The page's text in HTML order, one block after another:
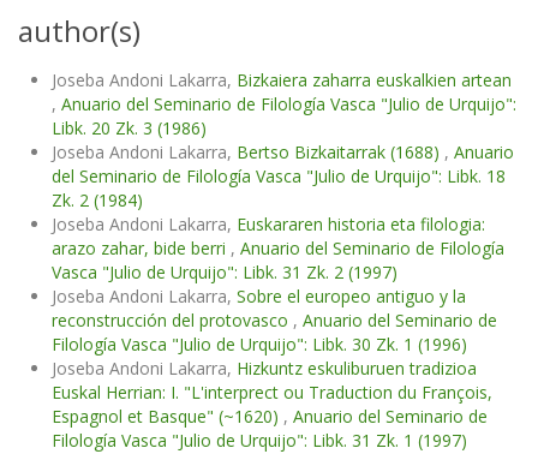
author(s)
Joseba Andoni Lakarra, Bizkaiera zaharra euskalkien artean
, Anuario del Seminario de Filología Vasca "Julio de Urquijo":
Libk. 20 Zk. 3 (1986)
Joseba Andoni Lakarra, Bertso Bizkaitarrak (1688) , Anuario
del Seminario de Filología Vasca "Julio de Urquijo": Libk. 18
Zk. 2 (1984)
Joseba Andoni Lakarra, Euskararen historia eta filologia:
arazo zahar, bide berri , Anuario del Seminario de Filología
Vasca "Julio de Urquijo": Libk. 31 Zk. 2 (1997)
Joseba Andoni Lakarra, Sobre el europeo antiguo y la
reconstrucción del protovasco , Anuario del Seminario de
Filología Vasca "Julio de Urquijo": Libk. 30 Zk. 1 (1996)
Joseba Andoni Lakarra, Hizkuntz eskuliburuen tradizioa
Euskal Herrian: I. "L'interprect ou Traduction du François,
Espagnol et Basque" (~1620) , Anuario del Seminario de
Filología Vasca "Julio de Urquijo": Libk. 31 Zk. 1 (1997)